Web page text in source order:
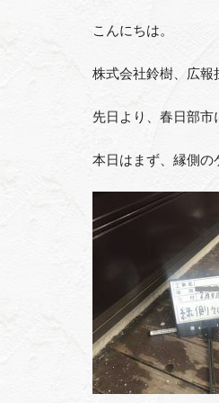
こんにちは。
株式会社鈴樹、広報
先日より、春日部市
本日はまず、縁側の